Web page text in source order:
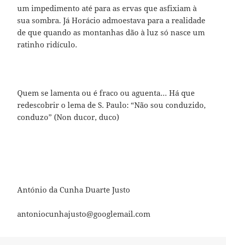
um impedimento até para as ervas que asfixiam à
sua sombra. Já Horácio admoestava para a realidade
de que quando as montanhas dão à luz só nasce um
ratinho ridículo.
Quem se lamenta ou é fraco ou aguenta… Há que
redescobrir o lema de S. Paulo: “Não sou conduzido,
conduzo” (Non ducor, duco)
António da Cunha Duarte Justo
antoniocunhajusto@googlemail.com